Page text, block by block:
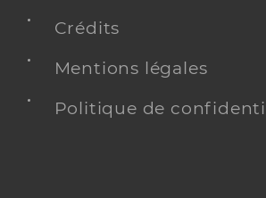
Crédits
Mentions légales
Politique de